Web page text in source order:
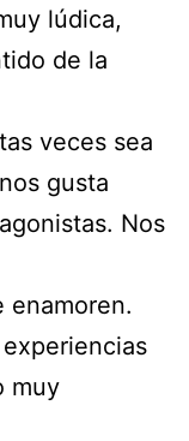
lúdica,
de la
veces sea
gusta
Nos
enamoren.
muy